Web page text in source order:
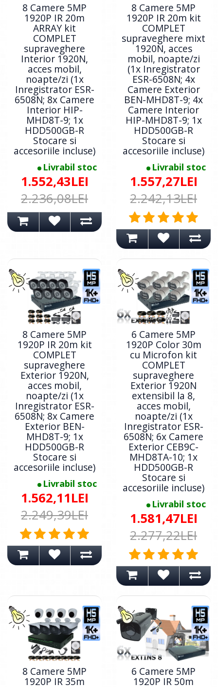
8 Camere 5MP
1920P IR 20m
ARRAY kit
COMPLET
supraveghere
Interior 1920N,
acces mobil,
noapte/zi (1x
Inregistrator ESR-
6508N; 8x Camere
Interior HIP-
MHD8T-9; 1x
HDD500GB-R
Stocare si
accesoriile incluse)
Livrabil stoc
1.552,43LEI
2.236,08LEI
8 Camere 5MP
1920P IR 20m kit
COMPLET
supraveghere mixt
1920N, acces
mobil, noapte/zi
(1x Inregistrator
ESR-6508N; 4x
Camere Exterior
BEN-MHD8T-9; 4x
Camere Interior
HIP-MHD8T-9; 1x
HDD500GB-R
Stocare si
accesoriile incluse)
Livrabil stoc
1.557,27LEI
2.242,13LEI
8 Camere 5MP
1920P IR 20m kit
COMPLET
supraveghere
Exterior 1920N,
acces mobil,
noapte/zi (1x
Inregistrator ESR-
6508N; 8x Camere
Exterior BEN-
MHD8T-9; 1x
HDD500GB-R
Stocare si
accesoriile incluse)
Livrabil stoc
1.562,11LEI
2.249,39LEI
6 Camere 5MP
1920P Color 30m
cu Microfon kit
COMPLET
supraveghere
Exterior 1920N
extensibil la 8,
acces mobil,
noapte/zi (1x
Inregistrator ESR-
6508N; 6x Camere
Exterior CEB9C-
MHD8TA-10; 1x
HDD500GB-R
Stocare si
accesoriile incluse)
Livrabil stoc
1.581,47LEI
2.277,22LEI
8 Camere 5MP
1920P IR 35m
6 Camere 5MP
1920P IR 50m